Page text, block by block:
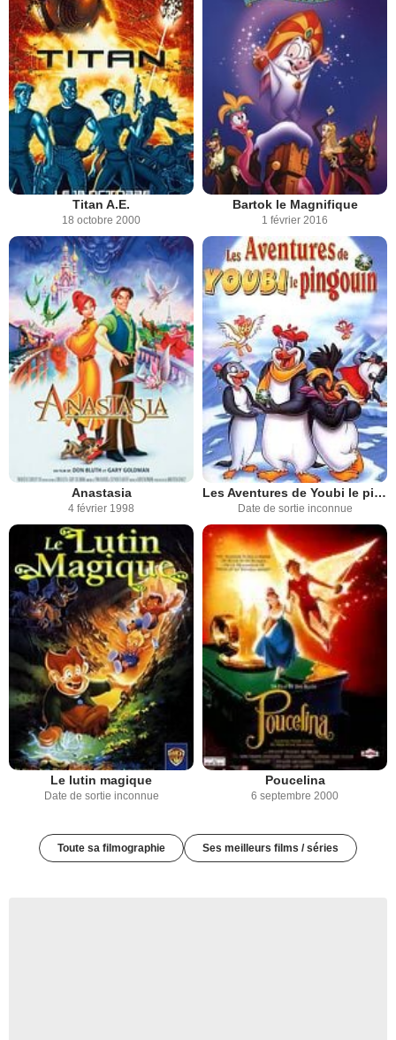
Titan A.E.
18 octobre 2000
Bartok le Magnifique
1 février 2016
Anastasia
4 février 1998
Les Aventures de Youbi le pingouin
Date de sortie inconnue
Le lutin magique
Date de sortie inconnue
Poucelina
6 septembre 2000
Toute sa filmographie Ses meilleurs films / séries